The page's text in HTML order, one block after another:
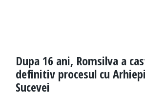
Dupa 16 ani, Romsilva a
definitiv procesul cu
Sucevei